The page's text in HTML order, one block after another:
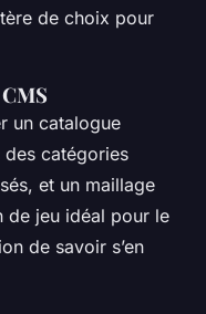
de choix pour
un catalogue
catégories
et un maillage
de jeu idéal pour le
de savoir s’en